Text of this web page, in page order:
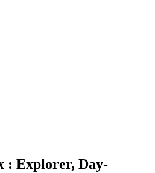
: Explorer, Day-